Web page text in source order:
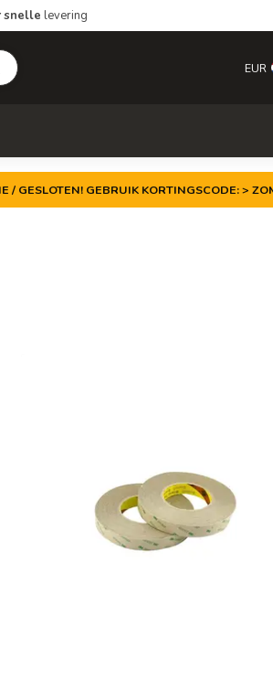
snelle levering
EUR
GESLOTEN! GEBRUIK KORTINGSCODE: >